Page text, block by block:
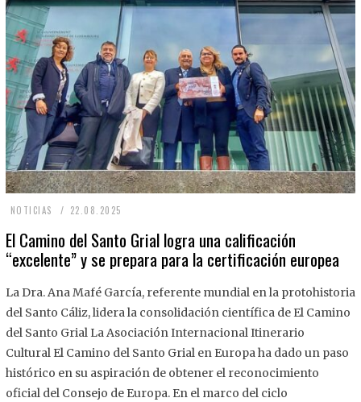
NOTICIAS 22.08.2025
.
8
2
2
El Camino del Santo Grial logra una calificación
“excelente” y se prepara para la certificación europea
La Dra. Ana Mafé García, referente mundial en la protohistoria
del Santo Cáliz, lidera la consolidación científica de El Camino
del Santo Grial La Asociación Internacional Itinerario
Cultural El Camino del Santo Grial en Europa ha dado un paso
histórico en su aspiración de obtener el reconocimiento
oficial del Consejo de Europa. En el marco del ciclo